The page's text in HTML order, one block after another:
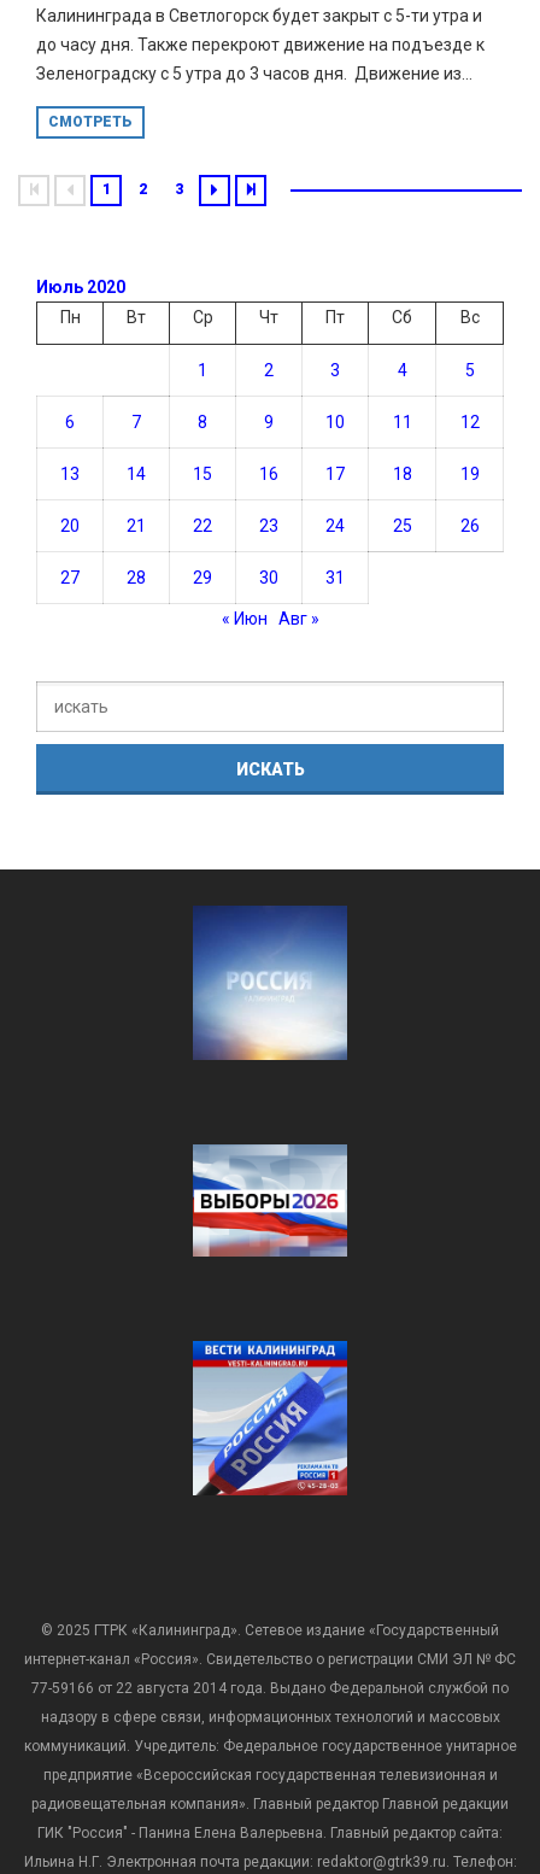
Калининграда в Светлогорск будет закрыт с 5-ти утра и
до часу дня. Также перекроют движение на подъезде к
Зеленоградску с 5 утра до 3 часов дня. Движение из...
СМОТРЕТЬ
1 2 3
Июль 2020
Пн
Вт Ср Чт Пт Сб Вс
1 2 3 4 5
6 7 8 9 10 11 12
13 14 15 16 17 18 19
20 21 22 23 24 25 26
27 28 29 30 31
« Июн Авг »
© 2025 ГТРК «Калининград». Сетевое издание «Государственный
интернет-канал «Россия». Свидетельство о регистрации СМИ ЭЛ № ФС
77-59166 от 22 августа 2014 года. Выдано Федеральной службой по
надзору в сфере связи, информационных технологий и массовых
коммуникаций. Учредитель: Федеральное государственное унитарное
предприятие «Всероссийская государственная телевизионная и
радиовещательная компания». Главный редактор Главной редакции
ГИК "Россия" - Панина Елена Валерьевна. Главный редактор сайта:
Ильина Н.Г. Электронная почта редакции: redaktor@gtrk39.ru. Телефон: